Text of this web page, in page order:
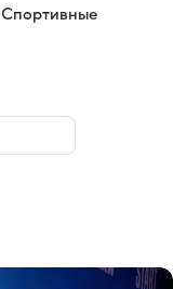
Спортивные